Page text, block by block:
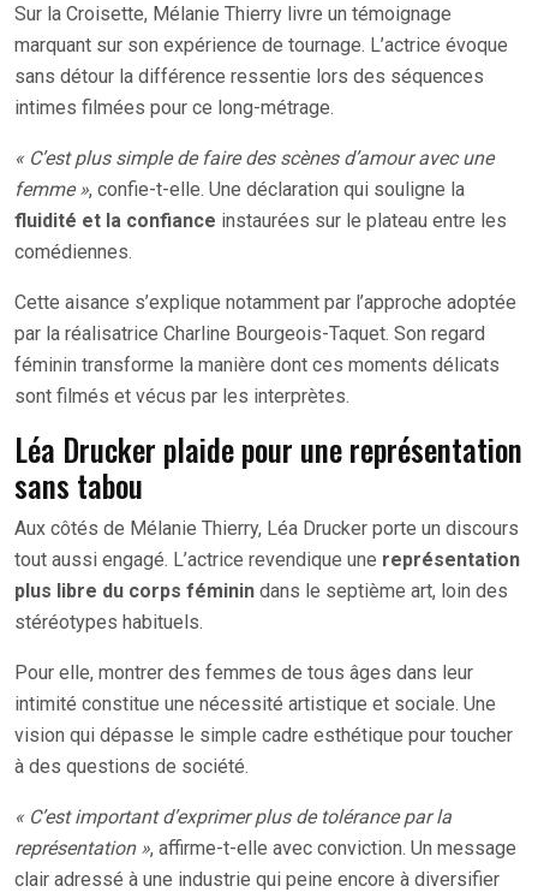
Sur la Croisette, Mélanie Thierry livre un témoignage
marquant sur son expérience de tournage. L’actrice évoque
sans détour la différence ressentie lors des séquences
intimes filmées pour ce long-métrage.
« C’est plus simple de faire des scènes d’amour avec une
femme », confie-t-elle. Une déclaration qui souligne la
fluidité et la confiance instaurées sur le plateau entre les
comédiennes.
Cette aisance s’explique notamment par l’approche adoptée
par la réalisatrice Charline Bourgeois-Taquet. Son regard
féminin transforme la manière dont ces moments délicats
sont filmés et vécus par les interprètes.
Léa Drucker plaide pour une représentation
sans tabou
Aux côtés de Mélanie Thierry, Léa Drucker porte un discours
tout aussi engagé. L’actrice revendique une représentation
plus libre du corps féminin dans le septième art, loin des
stéréotypes habituels.
Pour elle, montrer des femmes de tous âges dans leur
intimité constitue une nécessité artistique et sociale. Une
vision qui dépasse le simple cadre esthétique pour toucher
à des questions de société.
« C’est important d’exprimer plus de tolérance par la
représentation », affirme-t-elle avec conviction. Un message
clair adressé à une industrie qui peine encore à diversifier